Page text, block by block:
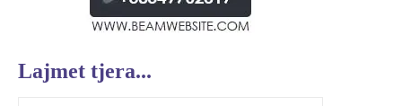
Lajmet tjera...